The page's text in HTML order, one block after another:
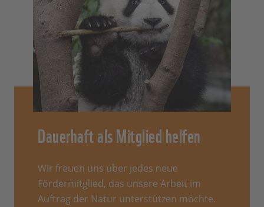
Dauerhaft als Mitglied helfen
Wir freuen uns über jedes neue
Fördermitglied, das unsere Arbeit im
Auftrag der Natur unterstützen möchte.